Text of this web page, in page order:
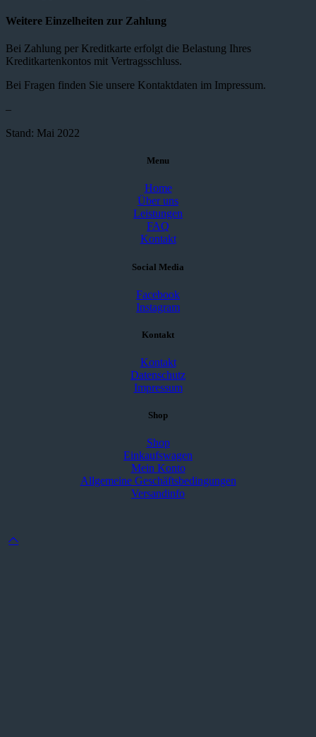
Weitere Einzelheiten zur Zahlung
Bei Zahlung per Kreditkarte erfolgt die Belastung Ihres
Kreditkartenkontos mit Vertragsschluss.
Bei Fragen finden Sie unsere Kontaktdaten im Impressum.
–
Stand: Mai 2022
Menu
Home
Über uns
Leistungen
FAQ
Kontakt
Social Media
Facebook
Instagram
Kontakt
Kontakt
Datenschutz
Impressum
Shop
Shop
Einkaufswagen
Mein Konto
Allgemeine Geschäftsbedingungen
Versandinfo